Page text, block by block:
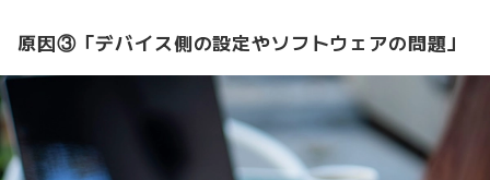
原因③「デバイス側の設定やソフトウェアの問題」